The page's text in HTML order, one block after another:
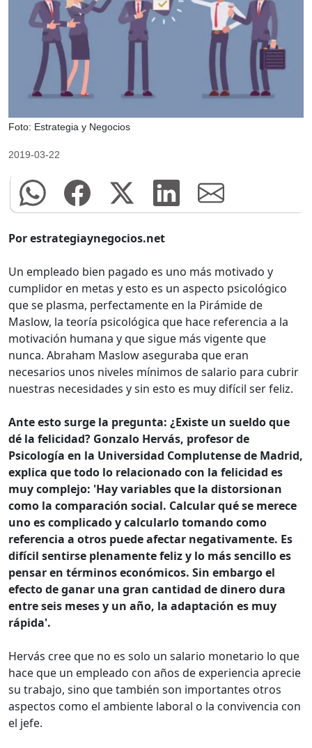
Foto: Estrategia y Negocios
2019-03-22
Por estrategiaynegocios.net
Un empleado bien pagado es uno más motivado y
cumplidor en metas y esto es un aspecto psicológico
que se plasma, perfectamente en la Pirámide de
Maslow, la teoría psicológica que hace referencia a la
motivación humana y que sigue más vigente que
nunca. Abraham Maslow aseguraba que eran
necesarios unos niveles mínimos de salario para cubrir
nuestras necesidades y sin esto es muy difícil ser feliz.
Ante esto surge la pregunta: ¿Existe un sueldo que
dé la felicidad? Gonzalo Hervás, profesor de
Psicología en la Universidad Complutense de Madrid,
explica que todo lo relacionado con la felicidad es
muy complejo: 'Hay variables que la distorsionan
como la comparación social. Calcular qué se merece
uno es complicado y calcularlo tomando como
referencia a otros puede afectar negativamente. Es
difícil sentirse plenamente feliz y lo más sencillo es
pensar en términos económicos. Sin embargo el
efecto de ganar una gran cantidad de dinero dura
entre seis meses y un año, la adaptación es muy
rápida'.
Hervás cree que no es solo un salario monetario lo que
hace que un empleado con años de experiencia aprecie
su trabajo, sino que también son importantes otros
aspectos como el ambiente laboral o la convivencia con
el jefe.